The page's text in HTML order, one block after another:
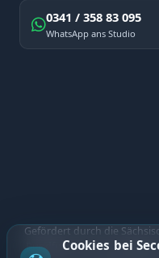
0341 / 358 83 095
WhatsApp ans Studio
Gefördert durch die
Rundfunk und neue
Cookies bei